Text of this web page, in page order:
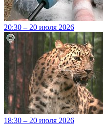
20:30 – 20 июля 2026
18:30 – 20 июля 2026